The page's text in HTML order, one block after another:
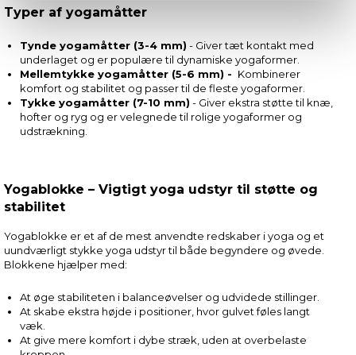
Typer af yogamåtter
Tynde yogamåtter (3-4 mm) - Giver tæt kontakt med
underlaget og er populære til dynamiske yogaformer.
Mellemtykke yogamåtter (5-6 mm) - Kombinerer
komfort og stabilitet og passer til de fleste yogaformer.
Tykke yogamåtter (7-10 mm) - Giver ekstra støtte til knæ,
hofter og ryg og er velegnede til rolige yogaformer og
udstrækning.
Yogablokke – Vigtigt yoga udstyr til støtte og
stabilitet
Yogablokke er et af de mest anvendte redskaber i yoga og et
uundværligt stykke yoga udstyr til både begyndere og øvede.
Blokkene hjælper med:
At øge stabiliteten i balanceøvelser og udvidede stillinger.
At skabe ekstra højde i positioner, hvor gulvet føles langt
væk.
At give mere komfort i dybe stræk, uden at overbelaste